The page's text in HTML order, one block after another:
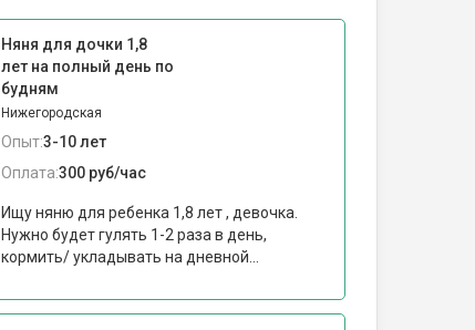
Няня для дочки 1,8
лет на полный день по
будням
Нижегородская
Опыт:3-10 лет
Оплата:300 руб/час
Ищу няню для ребенка 1,8 лет , девочка.
Нужно будет гулять 1-2 раза в день,
кормить/ укладывать на дневной...